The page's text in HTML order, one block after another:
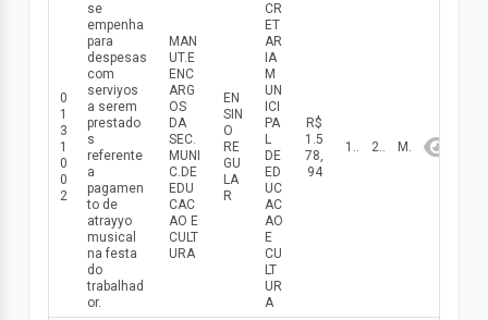
0
1
3
1
0
0
2
se
empenha
para
despesas
com
serviуos
a serem
prestado
s
referente
a
pagamen
to de
atraууo
musical
na festa
do
trabalhad
or.
MAN
UT.E
ENC
ARG
OS
DA
SEC.
MUNI
C.DE
EDU
CAC
AO E
CULT
URA
EN
SIN
O
RE
GU
LA
R
CR
ET
AR
IA
M
UN
ICI
PA
L
DE
ED
UC
AC
AO
E
CU
LT
UR
A
R$
1.5
78,
94
11/05/2026 2026 Maio